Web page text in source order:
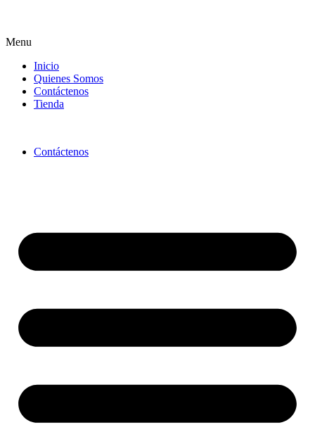
Menu
Inicio
Quienes Somos
Contáctenos
Tienda
Contáctenos